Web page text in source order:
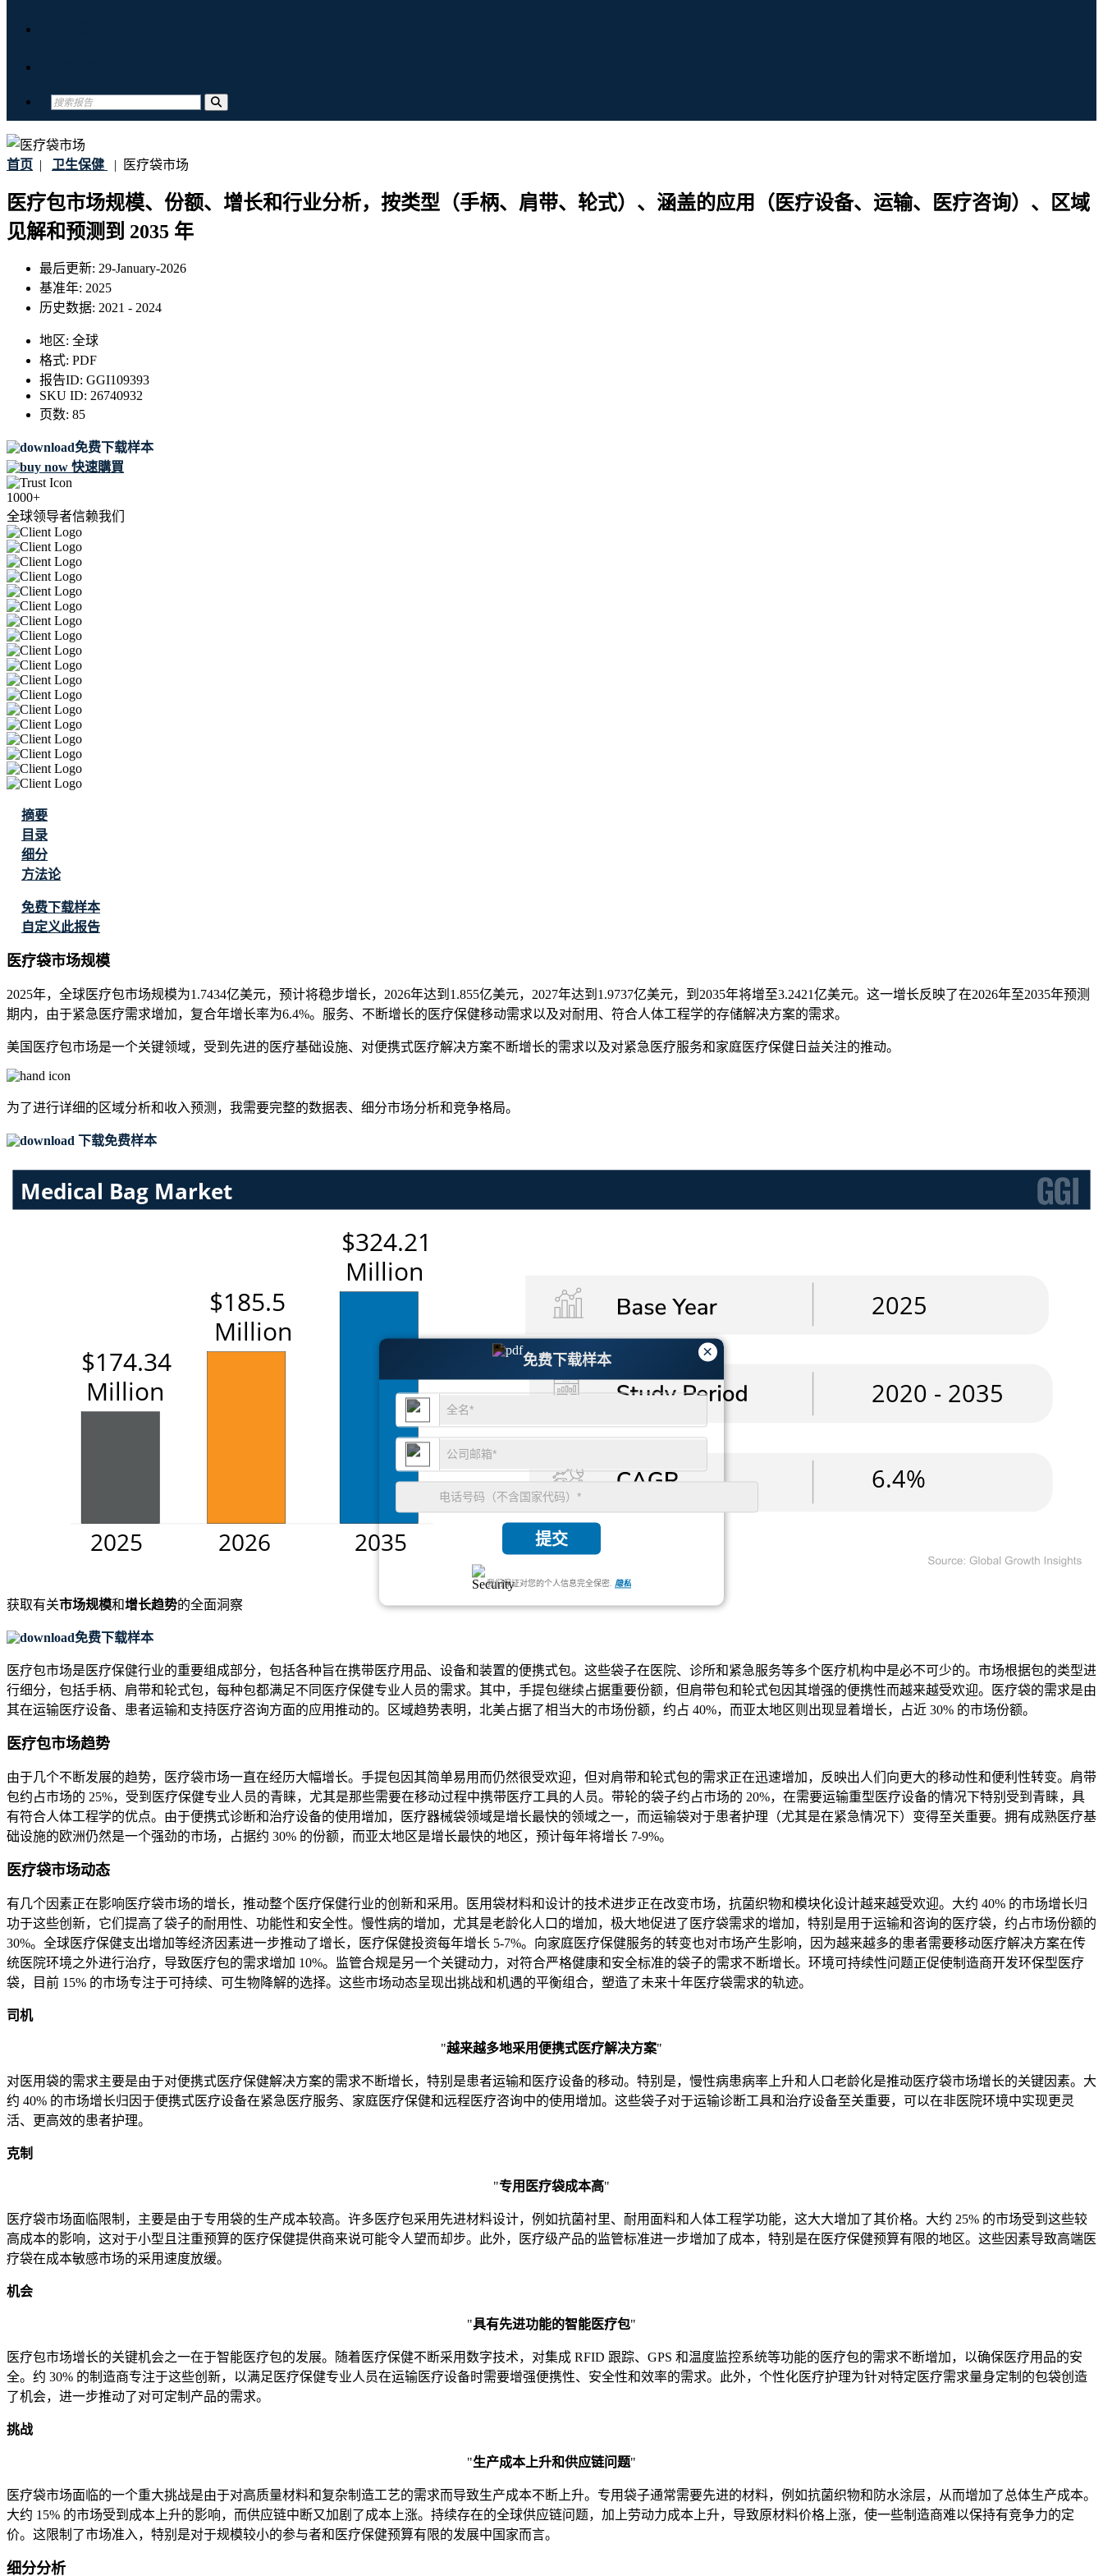
首页 | 卫生保健 | 医疗袋市场
医疗包市场规模、份额、增长和行业分析，按类型（手柄、肩带、轮式）、涵盖的应用（医疗设备、运输、医疗咨询）、区域
见解和预测到 2035 年
最后更新: 29-January-2026
基准年: 2025
历史数据: 2021 - 2024
地区: 全球
格式: PDF
报告ID: GGI109393
SKU ID: 26740932
页数: 85
免费下载样本
快速購買
1000+
全球领导者信赖我们
×
免费下载样本
提交
我们保证对您的个人信息完全保密. 隐私
摘要
目录
细分
方法论
免费下载样本
自定义此报告
医疗袋市场规模
2025年，全球医疗包市场规模为1.7434亿美元，预计将稳步增长，2026年达到1.855亿美元，2027年达到1.9737亿美元，到2035年将增至3.2421亿美元。这一增长反映了在2026年至2035年预测
期内，由于紧急医疗需求增加，复合年增长率为6.4%。服务、不断增长的医疗保健移动需求以及对耐用、符合人体工程学的存储解决方案的需求。
美国医疗包市场是一个关键领域，受到先进的医疗基础设施、对便携式医疗解决方案不断增长的需求以及对紧急医疗服务和家庭医疗保健日益关注的推动。
为了进行详细的区域分析和收入预测，我需要完整的数据表、细分市场分析和竞争格局。
下载免费样本
获取有关市场规模和增长趋势的全面洞察
免费下载样本
医疗包市场是医疗保健行业的重要组成部分，包括各种旨在携带医疗用品、设备和装置的便携式包。这些袋子在医院、诊所和紧急服务等多个医疗机构中是必不可少的。市场根据包的类型进
行细分，包括手柄、肩带和轮式包，每种包都满足不同医疗保健专业人员的需求。其中，手提包继续占据重要份额，但肩带包和轮式包因其增强的便携性而越来越受欢迎。医疗袋的需求是由
其在运输医疗设备、患者运输和支持医疗咨询方面的应用推动的。区域趋势表明，北美占据了相当大的市场份额，约占 40%，而亚太地区则出现显着增长，占近 30% 的市场份额。
医疗包市场趋势
由于几个不断发展的趋势，医疗袋市场一直在经历大幅增长。手提包因其简单易用而仍然很受欢迎，但对肩带和轮式包的需求正在迅速增加，反映出人们向更大的移动性和便利性转变。肩带
包约占市场的 25%，受到医疗保健专业人员的青睐，尤其是那些需要在移动过程中携带医疗工具的人员。带轮的袋子约占市场的 20%，在需要运输重型医疗设备的情况下特别受到青睐，具
有符合人体工程学的优点。由于便携式诊断和治疗设备的使用增加，医疗器械袋领域是增长最快的领域之一，而运输袋对于患者护理（尤其是在紧急情况下）变得至关重要。拥有成熟医疗基
础设施的欧洲仍然是一个强劲的市场，占据约 30% 的份额，而亚太地区是增长最快的地区，预计每年将增长 7-9%。
医疗袋市场动态
有几个因素正在影响医疗袋市场的增长，推动整个医疗保健行业的创新和采用。医用袋材料和设计的技术进步正在改变市场，抗菌织物和模块化设计越来越受欢迎。大约 40% 的市场增长归
功于这些创新，它们提高了袋子的耐用性、功能性和安全性。慢性病的增加，尤其是老龄化人口的增加，极大地促进了医疗袋需求的增加，特别是用于运输和咨询的医疗袋，约占市场份额的
30%。全球医疗保健支出增加等经济因素进一步推动了增长，医疗保健投资每年增长 5-7%。向家庭医疗保健服务的转变也对市场产生影响，因为越来越多的患者需要移动医疗解决方案在传
统医院环境之外进行治疗，导致医疗包的需求增加 10%。监管合规是另一个关键动力，对符合严格健康和安全标准的袋子的需求不断增长。环境可持续性问题正促使制造商开发环保型医疗
袋，目前 15% 的市场专注于可持续、可生物降解的选择。这些市场动态呈现出挑战和机遇的平衡组合，塑造了未来十年医疗袋需求的轨迹。
司机
"越来越多地采用便携式医疗解决方案"
对医用袋的需求主要是由于对便携式医疗保健解决方案的需求不断增长，特别是患者运输和医疗设备的移动。特别是，慢性病患病率上升和人口老龄化是推动医疗袋市场增长的关键因素。大
约 40% 的市场增长归因于便携式医疗设备在紧急医疗服务、家庭医疗保健和远程医疗咨询中的使用增加。这些袋子对于运输诊断工具和治疗设备至关重要，可以在非医院环境中实现更灵
活、更高效的患者护理。
克制
"专用医疗袋成本高"
医疗袋市场面临限制，主要是由于专用袋的生产成本较高。许多医疗包采用先进材料设计，例如抗菌衬里、耐用面料和人体工程学功能，这大大增加了其价格。大约 25% 的市场受到这些较
高成本的影响，这对于小型且注重预算的医疗保健提供商来说可能令人望而却步。此外，医疗级产品的监管标准进一步增加了成本，特别是在医疗保健预算有限的地区。这些因素导致高端医
疗袋在成本敏感市场的采用速度放缓。
机会
"具有先进功能的智能医疗包"
医疗包市场增长的关键机会之一在于智能医疗包的发展。随着医疗保健不断采用数字技术，对集成 RFID 跟踪、GPS 和温度监控系统等功能的医疗包的需求不断增加，以确保医疗用品的安
全。约 30% 的制造商专注于这些创新，以满足医疗保健专业人员在运输医疗设备时需要增强便携性、安全性和效率的需求。此外，个性化医疗护理为针对特定医疗需求量身定制的包袋创造
了机会，进一步推动了对可定制产品的需求。
挑战
"生产成本上升和供应链问题"
医疗袋市场面临的一个重大挑战是由于对高质量材料和复杂制造工艺的需求而导致生产成本不断上升。专用袋子通常需要先进的材料，例如抗菌织物和防水涂层，从而增加了总体生产成本。
大约 15% 的市场受到成本上升的影响，而供应链中断又加剧了成本上涨。持续存在的全球供应链问题，加上劳动力成本上升，导致原材料价格上涨，使一些制造商难以保持有竞争力的定
价。这限制了市场准入，特别是对于规模较小的参与者和医疗保健预算有限的发展中国家而言。
细分分析